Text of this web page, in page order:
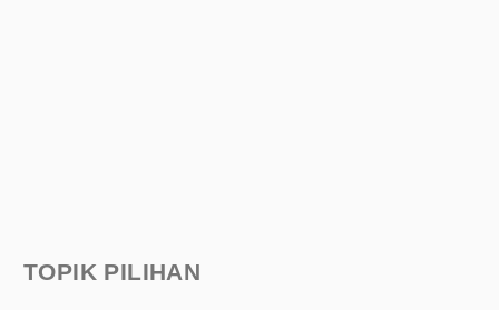
TOPIK PILIHAN